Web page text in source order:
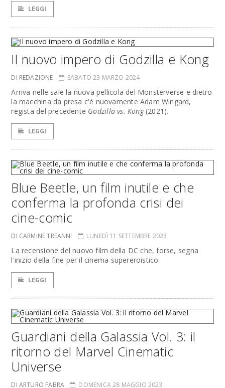
LEGGI
Il nuovo impero di Godzilla e Kong
DI REDAZIONE SABATO 23 MARZO 2024
Arriva nelle sale la nuova pellicola del Monsterverse e dietro
la macchina da presa c'è nuovamente Adam Wingard,
regista del precedente Godzilla vs. Kong(2021).
LEGGI
Blue Beetle, un film inutile e che
conferma la profonda crisi dei
cine-comic
DI CARMINE TREANNI LUNEDÌ 11 SETTEMBRE 2023
La recensione del nuovo film della DC che, forse, segna
l'inizio della fine per il cinema supereroistico.
LEGGI
Guardiani della Galassia Vol. 3: il
ritorno del Marvel Cinematic
Universe
DI ARTURO FABRA DOMENICA 28 MAGGIO 2023